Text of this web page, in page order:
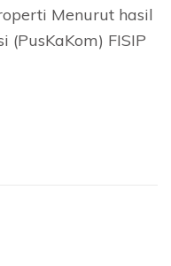
Menurut hasil
(PusKaKom) FISIP